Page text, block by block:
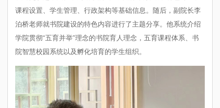
课程设置、学生管理、行政架构等基础信息。随后，副院长李
泊桥老师就书院建设的特色内容进行了主题分享。他系统介绍
学院贯彻“五育并举”理念的书院育人理念，五育课程体系、书
院智慧校园系统以及孵化培育的学生组织。